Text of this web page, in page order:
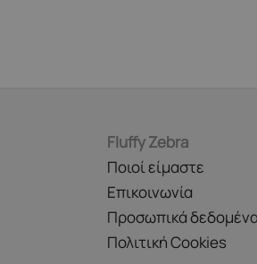
Fluffy Zebra
Ποιοί είμαστε
Επικοινωνία
Προσωπικά δεδομένα
Πολιτική Cookies